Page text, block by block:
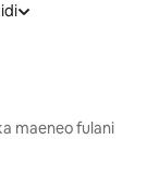
maeneo fulani